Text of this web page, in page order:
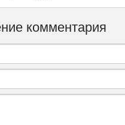
комментария